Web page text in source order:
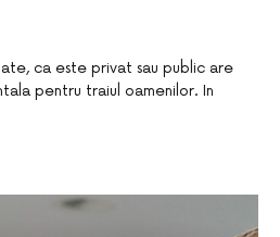
ca este privat sau public are
pentru traiul oamenilor. In